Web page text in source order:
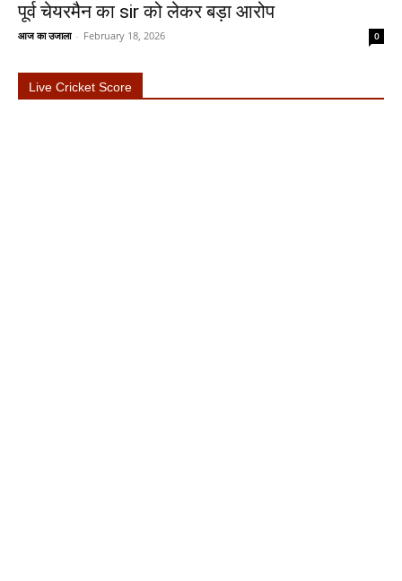
पूर्व चेयरमैन का sir को लेकर बड़ा आरोप
आज का उजाला - February 18, 2026 0
Live Cricket Score